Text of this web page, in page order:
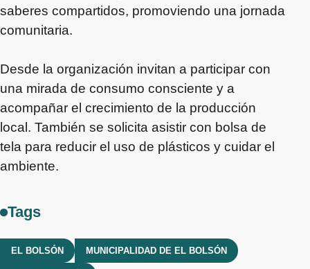
saberes compartidos, promoviendo una jornada
comunitaria.
Desde la organización invitan a participar con
una mirada de consumo consciente y a
acompañar el crecimiento de la producción
local. También se solicita asistir con bolsa de
tela para reducir el uso de plásticos y cuidar el
ambiente.
Tags
EL BOLSÓN MUNICIPALIDAD DE EL BOLSÓN